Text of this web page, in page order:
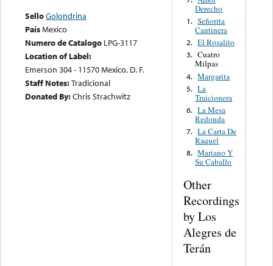
SelloGolondrina
PaísMexico
Numero de Catalogo LPG-3117
Location of Label:
Emerson 304 - 11570 Mexico, D. F.
Staff Notes:Tradicional
Donated By:Chris Strachwitz
Derecho
1. Señorita
Cantinera
2. El Rosalito
3. Cuatro
Milpas
4. Margarita
5. La
Traicionera
6. La Mesa
Redonda
7. La Carta De
Raquel
8. Mariano Y
Su Caballo
Other
Recordings
by Los
Alegres de
Terán